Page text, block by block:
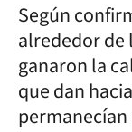
Según
alrededor de
ganaron la
que dan